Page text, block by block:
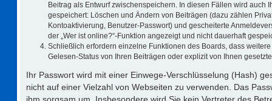
Beitrag als Entwurf zwischenspeichern. In diesen Fällen wird
gespeichert: Löschen und Ändern von Beiträgen (dazu zählen
Kontoaktivierung, Benutzer-Passwort) und gescheiterte
der „Wer ist online?“-Funktion angezeigt und nicht dauerhaft
Schließlich erfordern einzelne Funktionen des Boards, dass
Gelesen-Status von Ihren Beiträgen oder explizit von Ihnen
Ihr Passwort wird mit einer Einwege-Verschlüsselung (Hash)
nicht auf einer Vielzahl von Webseiten zu verwenden. Das